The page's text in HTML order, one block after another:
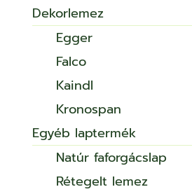
Dekorlemez
Egger
Falco
Kaindl
Kronospan
Egyéb laptermék
Natúr faforgácslap
Rétegelt lemez